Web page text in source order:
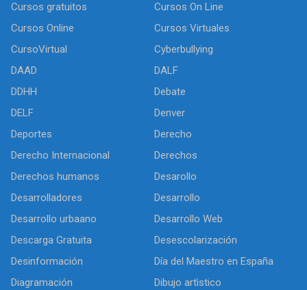
Cursos gratuitos
Cursos On Line
Cursos Online
Cursos Virtuales
CursoVirtual
Cyberbullying
DAAD
DALF
DDHH
Debate
DELF
Denver
Deportes
Derecho
Derecho Internacional
Derechos
Derechos humanos
Desarollo
Desarrolladores
Desarrollo
Desarrollo urbaano
Desarrollo Web
Descarga Gratuita
Desescolarización
Desinformación
Día del Maestro en España
Diagramación
Dibujo artìstico